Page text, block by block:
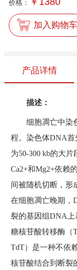
价格：
加入购物车
产品详情
描述：
细胞凋亡中染
程。染色体DNA
为50-300 kb的大
Ca2+和Mg2+依赖
间被随机切断，形
在细胞凋亡晚期，
裂的基因组DNA
糖核苷酸转移酶（
TdT）是一种不依
核苷酸结合到断裂